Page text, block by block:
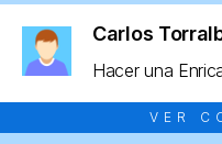
Carlos
Hacer una
VER